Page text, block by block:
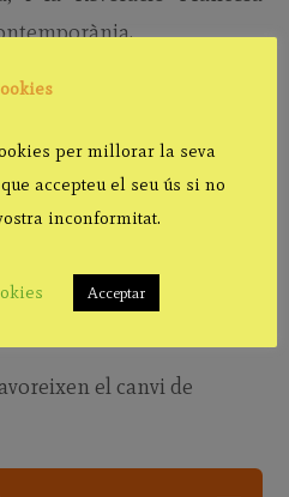
emergeix una nova
l’ésser humà com a centre
presedia els esquemes
món des de la raó i viure’l
el canvi de
per millorar la seva
accepteu el seu ús si no
inconformitat.
Acceptar